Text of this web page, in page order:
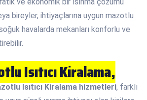
bireyler, ihtiyaçlarına uygun mazotlu
soğuk havalarda mekanları konforlu ve
Isıtıcı Kiralama,
Isıtıcı Kiralama hizmetleri, farklı